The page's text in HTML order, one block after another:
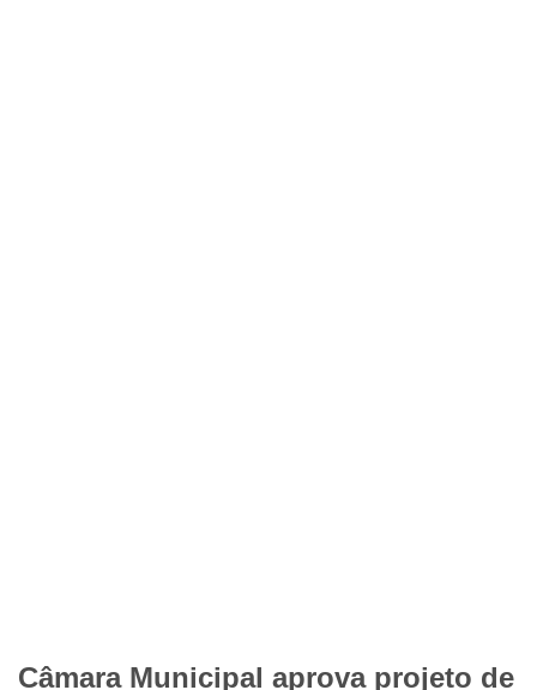
Câmara Municipal aprova projeto de